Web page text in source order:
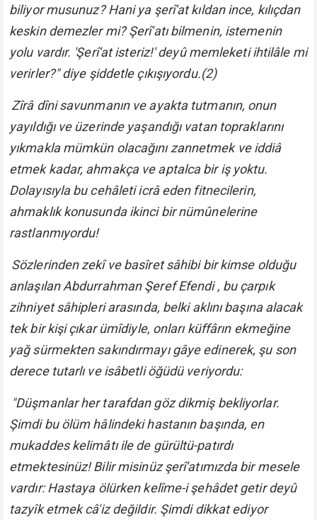
biliyor musunuz? Hani ya şerî'at kıldan ince, kılıçdan
keskin demezler mi? Şerî'atı bilmenin, istemenin
yolu vardır. 'Şerî'at isteriz!' deyû memleketi ihtilâle mi
verirler?"diye şiddetle çıkışıyordu.(2)
Zîrâ dîni savunmanın ve ayakta tutmanın, onun
yayıldığı ve üzerinde yaşandığı vatan topraklarını
yıkmakla mümkün olacağını zannetmek ve iddiâ
etmek kadar, ahmakça ve aptalca bir iş yoktu.
Dolayısıyla bu cehâleti icrâ eden fitnecilerin,
ahmaklık konusunda ikinci bir nümûnelerine
rastlanmıyordu!
Sözlerinden zekî ve basîret sâhibi bir kimse olduğu
anlaşılan Abdurrahman Şeref Efendi , bu çarpık
zihniyet sâhipleri arasında, belki aklını başına alacak
tek bir kişi çıkar ümîdiyle, onları küffârın ekmeğine
yağ sürmekten sakındırmayı gâye edinerek, şu son
derece tutarlı ve isâbetli öğüdü veriyordu:
"Düşmanlar her tarafdan göz dikmiş bekliyorlar.
Şimdi bu ölüm hâlindeki hastanın başında, en
mukaddes kelimâtı ile de gürültü-patırdı
etmektesinüz! Bilir misinüz şerî'atımızda bir mesele
vardır: Hastaya ölürken kelîme-i şehâdet getir deyû
tazyîk etmek câ'iz değildir. Şimdi dikkat ediyor